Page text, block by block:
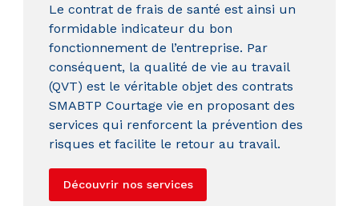
Le contrat de frais de santé est ainsi un
formidable indicateur du bon
fonctionnement de l’entreprise. Par
conséquent, la qualité de vie au travail
(QVT) est le véritable objet des contrats
SMABTP Courtage vie en proposant des
services qui renforcent la prévention des
risques et facilite le retour au travail.
Découvrir nos services